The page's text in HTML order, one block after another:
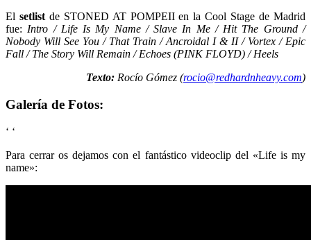
El setlistde STONED AT POMPEII en la Cool Stage de Madrid
fue: Intro / Life Is My Name / Slave In Me / Hit The Ground /
Nobody Will See You / That Train / Ancroidal I & II / Vortex / Epic
Fall / The Story Will Remain / Echoes (PINK FLOYD) / Heels
Texto: Rocío Gómez (rocio@redhardnheavy.com)
Galería de Fotos:
‘ ‘
Para cerrar os dejamos con el fantástico videoclip del «Life is my
name»: